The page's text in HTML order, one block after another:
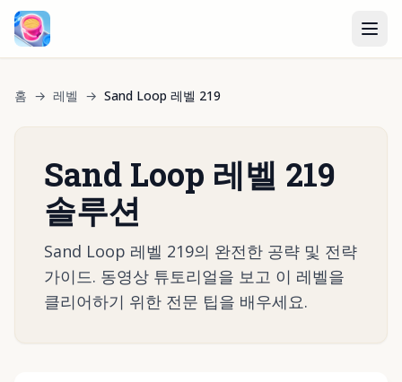
홈 → 레벨 → Sand Loop 레벨 219
Sand Loop 레벨 219
솔루션
Sand Loop 레벨 219의 완전한 공략 및 전략
가이드. 동영상 튜토리얼을 보고 이 레벨을
클리어하기 위한 전문 팁을 배우세요.